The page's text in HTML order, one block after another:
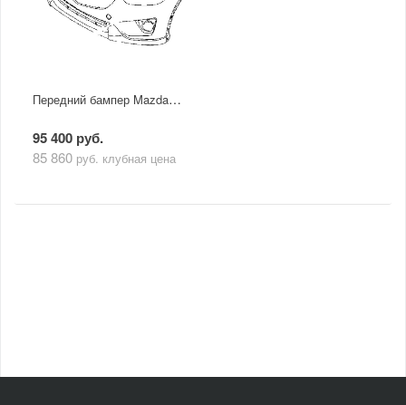
Передний бампер Mazda CX-5 (2011-2017) с отверстиями под парковочные датчики и без омывателей фар
95 400 руб.
85 860 руб. клубная цена